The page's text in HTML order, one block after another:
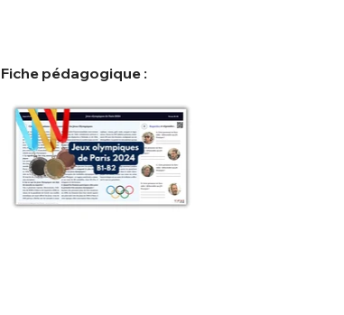
Fiche pédagogique :